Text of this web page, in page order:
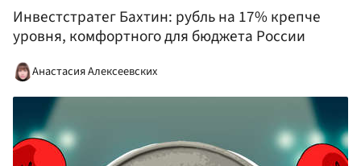
Инвестстратег Бахтин: рубль на 17% крепче
уровня, комфортного для бюджета России
Анастасия Алексеевских